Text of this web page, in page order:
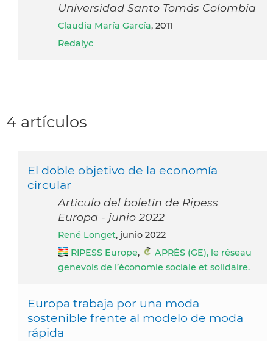
Universidad Santo Tomás Colombia
Claudia María García, 2011
Redalyc
4 artículos
El doble objetivo de la economía
circular
Artículo del boletín de Ripess
Europa - junio 2022
René Longet, junio 2022
RIPESS Europe,
APRÈS (GE), le réseau
genevois de l’économie sociale et solidaire.
Europa trabaja por una moda
sostenible frente al modelo de moda
rápida